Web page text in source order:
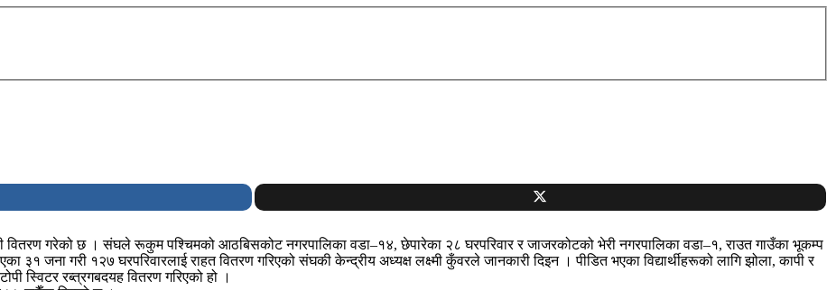
वितरण गरेको छ । संघले रूकुम पश्चिमको आठबिसकोट नगरपालिका वडा–१४, छेपारेका २८ घरपरिवार र जाजरकोटको भेरी नगरपालिका वडा–१, राउत गाउँका भूकम्प
३१ जना गरी १२७ घरपरिवारलाई राहत वितरण गरिएको संघकी केन्द्रीय अध्यक्ष लक्ष्मी कुँवरले जानकारी दिइन । पीडित भएका विद्यार्थीहरूको लागि झोला, कापी र
स्विटर रब्त्रगबदयह वितरण गरिएको हो ।